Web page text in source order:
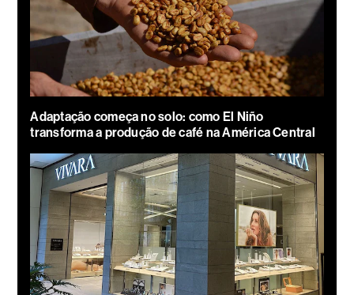
Adaptação começa no solo: como El Niño
transforma a produção de café na América Central